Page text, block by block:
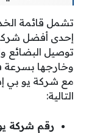
تشمل قائمة
إحدى أفضل
توصيل البضائع
وخارجها بسرعة
مع شركة يو بي
التالية:
رقم شركة